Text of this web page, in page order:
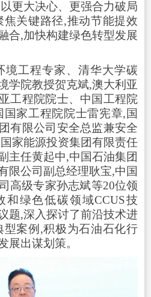
更大决心、更强合力破局
关键路径,推动节能提效
合,加快构建绿色转型发展
境工程专家、清华大学碳
学院教授贺克斌,澳大利亚
工程院院士、中国工程院
家工程院院士雷宪章,国
有限公司安全总监兼安全
家能源投资集团有限责任
主任黄起中,中国石油集团
限公司副总经理耿宝,中国
高级专家孙志斌等20位领
和绿色低碳领域CCUS技
题,深入探讨了前沿技术进
型案例,积极为石油石化行
展出谋划策。